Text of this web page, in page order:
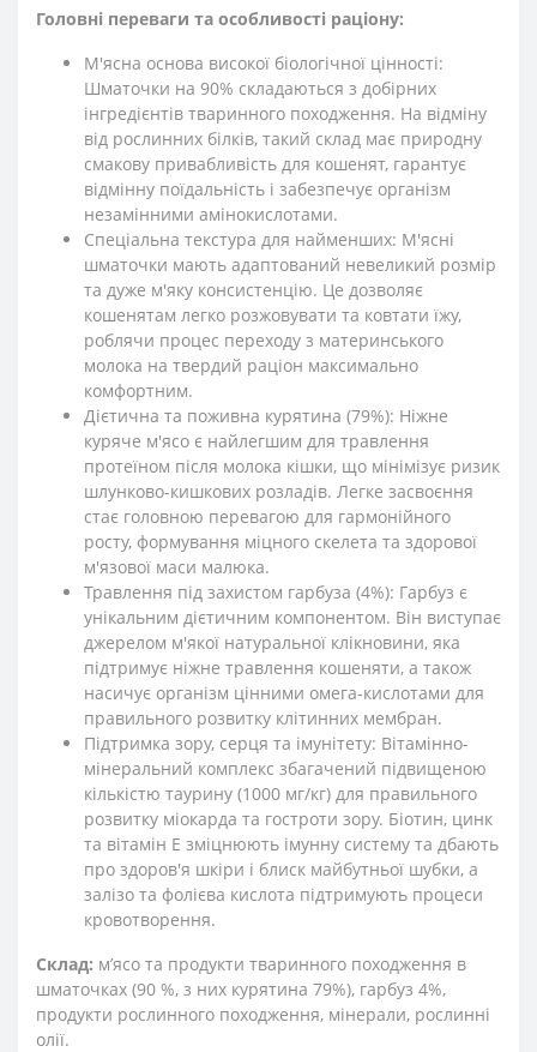
Головні переваги та особливості раціону:
М'ясна основа високої біологічної цінності:
Шматочки на 90% складаються з добірних
інгредієнтів тваринного походження. На відміну
від рослинних білків, такий склад має природну
смакову привабливість для кошенят, гарантує
відмінну поїдальність і забезпечує організм
незамінними амінокислотами.
Спеціальна текстура для найменших: М'ясні
шматочки мають адаптований невеликий розмір
та дуже м'яку консистенцію. Це дозволяє
кошенятам легко розжовувати та ковтати їжу,
роблячи процес переходу з материнського
молока на твердий раціон максимально
комфортним.
Дієтична та поживна курятина (79%): Ніжне
куряче м'ясо є найлегшим для травлення
протеїном після молока кішки, що мінімізує ризик
шлунково-кишкових розладів. Легке засвоєння
стає головною перевагою для гармонійного
росту, формування міцного скелета та здорової
м'язової маси малюка.
Травлення під захистом гарбуза (4%): Гарбуз є
унікальним дієтичним компонентом. Він виступає
джерелом м'якої натуральної клікновини, яка
підтримує ніжне травлення кошеняти, а також
насичує організм цінними омега-кислотами для
правильного розвитку клітинних мембран.
Підтримка зору, серця та імунітету: Вітамінно-
мінеральний комплекс збагачений підвищеною
кількістю таурину (1000 мг/кг) для правильного
розвитку міокарда та гостроти зору. Біотин, цинк
та вітамін Е зміцнюють імунну систему та дбають
про здоров'я шкіри і блиск майбутньої шубки, а
залізо та фолієва кислота підтримують процеси
кровотворення.
Склад: м’ясо та продукти тваринного походження в
шматочках (90 %, з них курятина 79%), гарбуз 4%,
продукти рослинного походження, мінерали, рослинні
олії.